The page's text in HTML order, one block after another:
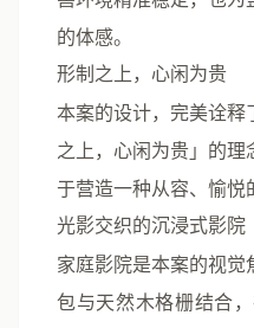
的体感。
形制之上，心闲为贵
本案的设计，完美诠释
之上，心闲为贵」的
于营造一种从容、愉悦
光影交织的沉浸式影院
家庭影院是本案的视
包与天然木格栅结合